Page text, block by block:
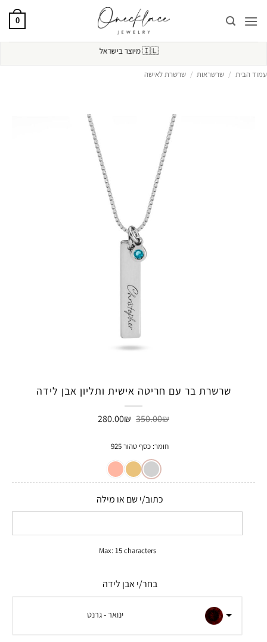
0
🇮🇱מיוצר בישראל
עמוד הבית / שרשראות / שרשרת לאישה
שרשרת בר עם חריטה אישית ותליון אבן לידה
350.00₪ המחיר
350.00₪.
280.00₪ המחיר
חומר:כסף טהור 925
כתוב/י שם או מילה
Max: 15 characters
בחר/י אבן לידה
ינואר - גרנט